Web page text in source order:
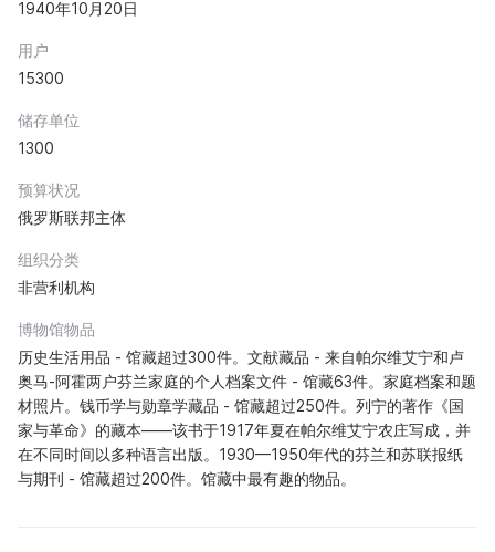
1940年10月20日
用户
15300
储存单位
1300
预算状况
俄罗斯联邦主体
组织分类
非营利机构
博物馆物品
历史生活用品 - 馆藏超过300件。文献藏品 - 来自帕尔维艾宁和卢
奥马-阿霍两户芬兰家庭的个人档案文件 - 馆藏63件。家庭档案和题
材照片。钱币学与勋章学藏品 - 馆藏超过250件。列宁的著作《国
家与革命》的藏本——该书于1917年夏在帕尔维艾宁农庄写成，并
在不同时间以多种语言出版。1930—1950年代的芬兰和苏联报纸
与期刊 - 馆藏超过200件。馆藏中最有趣的物品。